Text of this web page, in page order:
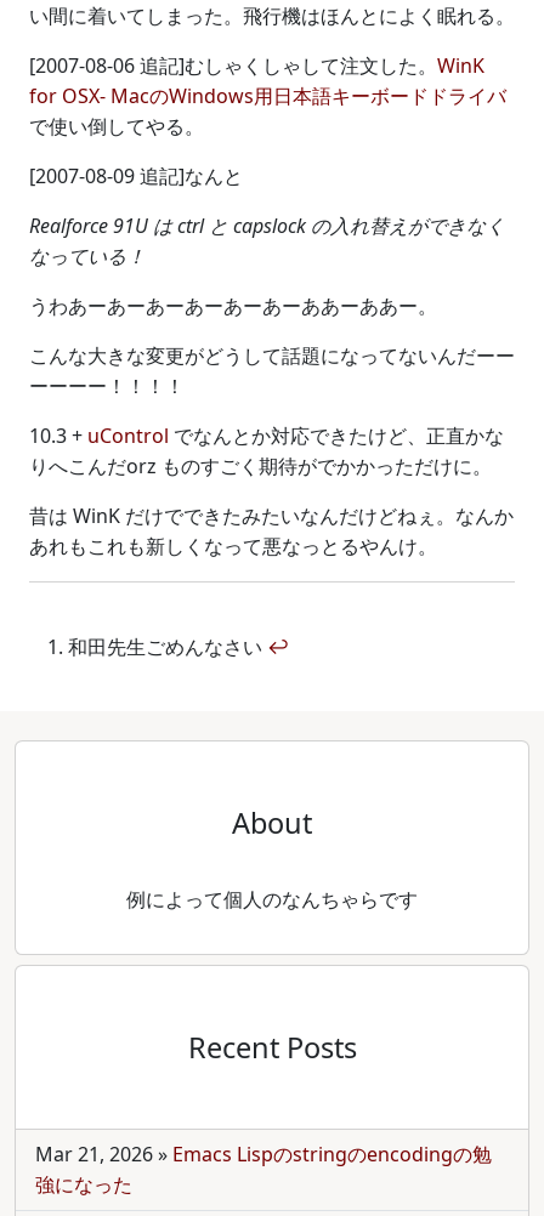
い間に着いてしまった。飛行機はほんとによく眠れる。
[2007-08-06 追記]むしゃくしゃして注文した。 WinK
for OSX- MacのWindows用日本語キーボードドライバ
で使い倒してやる。
[2007-08-09 追記]なんと
Realforce 91U は ctrl と capslock の入れ替えができなく
なっている！
うわあーあーあーあーあーあーああーああー。
こんな大きな変更がどうして話題になってないんだーー
ーーーー！！！！
10.3 + uControl でなんとか対応できたけど、正直かな
りへこんだorz ものすごく期待がでかかっただけに。
昔は WinK だけでできたみたいなんだけどねぇ。なんか
あれもこれも新しくなって悪なっとるやんけ。
和田先生ごめんなさい ↩
About
例によって個人のなんちゃらです
Recent Posts
Mar 21, 2026» Emacs Lispのstringのencodingの勉
強になった